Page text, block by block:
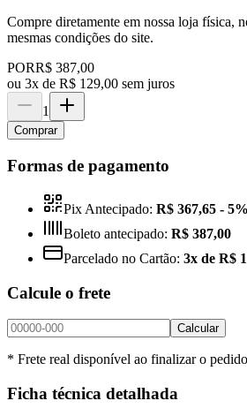
Compre diretamente em nossa loja física,
mesmas condições do site.
PORR$ 387,00
ou 3x de R$ 129,00 sem juros
1
Comprar
Formas de pagamento
Pix Antecipado: R$ 367,65 -
Boleto antecipado: R$ 387,00
Parcelado no Cartão: 3x de R$
Calcule o frete
Calcular
* Frete real disponível ao finalizar o
Ficha técnica detalhada